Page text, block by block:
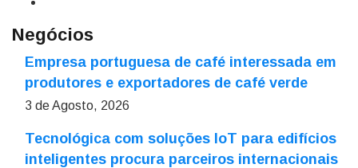
Negócios
Empresa portuguesa de café interessada em
produtores e exportadores de café verde
3 de Agosto, 2026
Tecnológica com soluções IoT para edifícios
inteligentes procura parceiros internacionais